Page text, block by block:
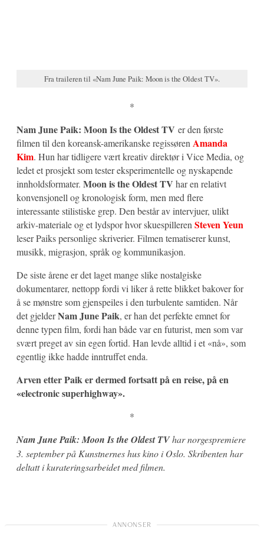
Fra traileren til «Nam June Paik: Moon is the Oldest TV».
*
Nam June Paik: Moon Is the Oldest TV er den første
filmen til den koreansk-amerikanske regissørenAmanda
Kim. Hun har tidligere vært kreativ direktør i Vice Media, og
ledet et prosjekt som tester eksperimentelle og nyskapende
innholdsformater. Moon is the Oldest TV har en relativt
konvensjonell og kronologisk form, men med flere
interessante stilistiske grep. Den består av intervjuer, ulikt
arkiv-materiale og et lydspor hvor skuespillerenSteven Yeun
leser Paiks personlige skriverier. Filmen tematiserer kunst,
musikk, migrasjon, språk og kommunikasjon.
De siste årene er det laget mange slike nostalgiske
dokumentarer, nettopp fordi vi liker å rette blikket bakover for
å se mønstre som gjenspeiles i den turbulente samtiden. Når
det gjelderNam June Paik, er han det perfekte emnet for
denne typen film, fordi han både var en futurist, men som var
svært preget av sin egen fortid. Han levde alltid i et «nå», som
egentlig ikke hadde inntruffet enda.
Arven etter Paik er dermed fortsatt på en reise, på en
«electronic superhighway».
*
Nam June Paik: Moon Is the Oldest TVhar norgespremiere
3. september på Kunstnernes hus kino i Oslo. Skribenten har
deltatt i kurateringsarbeidet med filmen.